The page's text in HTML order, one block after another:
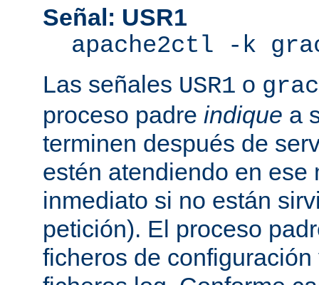
Señal: USR1
apache2ctl -k
Las señales USR1 o
proceso padre indique a
terminen después de
estén atendiendo en ese
inmediato si no están
petición). El proceso
ficheros de